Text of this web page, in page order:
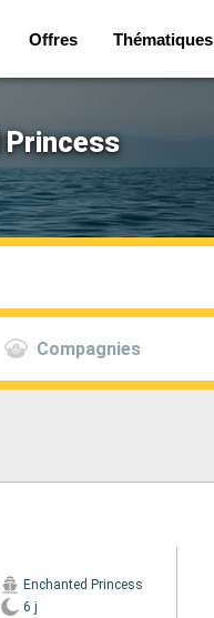
Offres Thématiques
Princess
Compagnies
Enchanted Princess
6 j